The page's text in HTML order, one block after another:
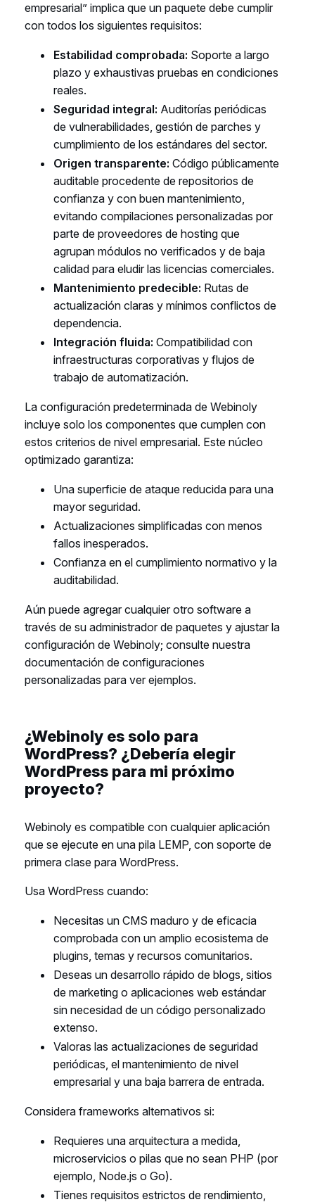
empresarial” implica que un paquete debe cumplir
con todos los siguientes requisitos:
Estabilidad comprobada: Soporte a largo
plazo y exhaustivas pruebas en condiciones
reales.
Seguridad integral: Auditorías periódicas
de vulnerabilidades, gestión de parches y
cumplimiento de los estándares del sector.
Origen transparente: Código públicamente
auditable procedente de repositorios de
confianza y con buen mantenimiento,
evitando compilaciones personalizadas por
parte de proveedores de hosting que
agrupan módulos no verificados y de baja
calidad para eludir las licencias comerciales.
Mantenimiento predecible: Rutas de
actualización claras y mínimos conflictos de
dependencia.
Integración fluida: Compatibilidad con
infraestructuras corporativas y flujos de
trabajo de automatización.
La configuración predeterminada de Webinoly
incluye solo los componentes que cumplen con
estos criterios de nivel empresarial. Este núcleo
optimizado garantiza:
Una superficie de ataque reducida para una
mayor seguridad.
Actualizaciones simplificadas con menos
fallos inesperados.
Confianza en el cumplimiento normativo y la
auditabilidad.
Aún puede agregar cualquier otro software a
través de su administrador de paquetes y ajustar la
configuración de Webinoly; consulte nuestra
documentación de configuraciones
personalizadas para ver ejemplos.
¿Webinoly es solo para
WordPress? ¿Debería elegir
WordPress para mi próximo
proyecto?
Webinoly es compatible con cualquier aplicación
que se ejecute en una pila LEMP, con soporte de
primera clase para WordPress.
Usa WordPress cuando:
Necesitas un CMS maduro y de eficacia
comprobada con un amplio ecosistema de
plugins, temas y recursos comunitarios.
Deseas un desarrollo rápido de blogs, sitios
de marketing o aplicaciones web estándar
sin necesidad de un código personalizado
extenso.
Valoras las actualizaciones de seguridad
periódicas, el mantenimiento de nivel
empresarial y una baja barrera de entrada.
Considera frameworks alternativos si:
Requieres una arquitectura a medida,
microservicios o pilas que no sean PHP (por
ejemplo, Node.js o Go).
Tienes requisitos estrictos de rendimiento,